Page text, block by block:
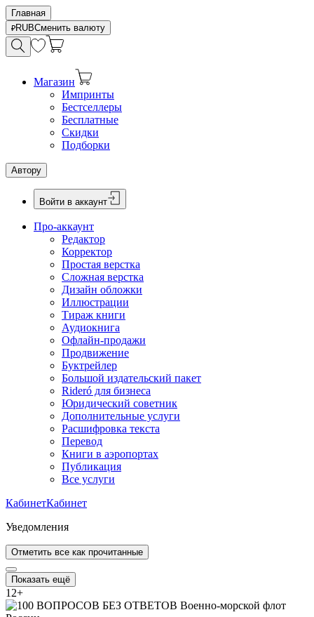
Главная
RUBСменить валюту
Магазин
Импринты
Бестселлеры
Бесплатные
Скидки
Подборки
Автору
Войти в аккаунт
Про-аккаунт
Редактор
Корректор
Простая верстка
Сложная верстка
Дизайн обложки
Иллюстрации
Тираж книги
Аудиокнига
Офлайн-продажи
Продвижение
Буктрейлер
Большой издательский пакет
Rideró для бизнеса
Юридический советник
Дополнительные услуги
Расшифровка текста
Перевод
Книги в аэропортах
Публикация
Все услуги
КабинетКабинет
Уведомления
Отметить все как прочитанные
Показать ещё
12+